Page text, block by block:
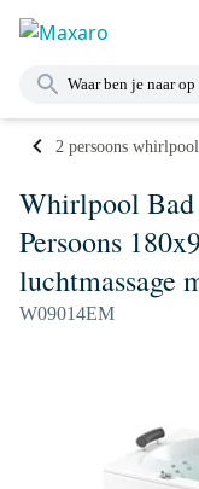
2 persoons
Whirlpool
Persoons
luchtmassage
W09014EM